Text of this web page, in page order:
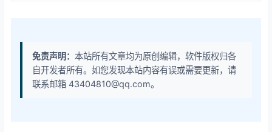
免责声明： 本站所有文章均为原创编辑，软件版权归各
自开发者所有。如您发现本站内容有误或需要更新，请
联系邮箱 43404810@qq.com。